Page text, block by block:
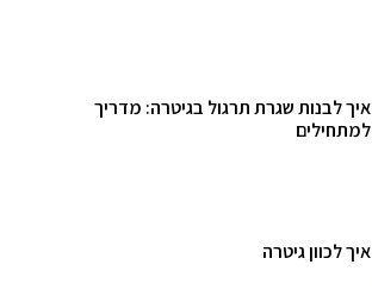
איך לבנות שגרת תרגול בגיטרה: מדריך
למתחילים
איך לכוון גיטרה